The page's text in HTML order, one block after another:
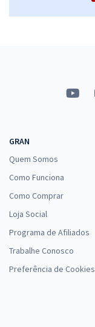
GRAN
Quem Somos
Como Funciona
Como Comprar
Loja Social
Programa de Afiliados
Trabalhe Conosco
Preferência de Cookies